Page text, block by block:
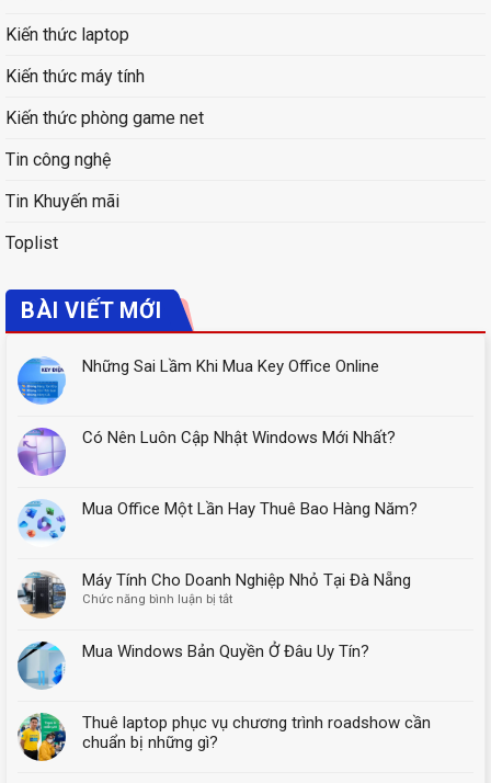
Kiến thức laptop
Kiến thức máy tính
Kiến thức phòng game net
Tin công nghệ
Tin Khuyến mãi
Toplist
BÀI VIẾT MỚI
Những Sai Lầm Khi Mua Key Office Online
Có Nên Luôn Cập Nhật Windows Mới Nhất?
Mua Office Một Lần Hay Thuê Bao Hàng Năm?
Máy Tính Cho Doanh Nghiệp Nhỏ Tại Đà Nẵng
Chức năng bình luận bị tắtở
Cho
Tại
Mua Windows Bản Quyền Ở Đâu Uy Tín?
Thuê laptop phục vụ chương trình roadshow cần
chuẩn bị những gì?